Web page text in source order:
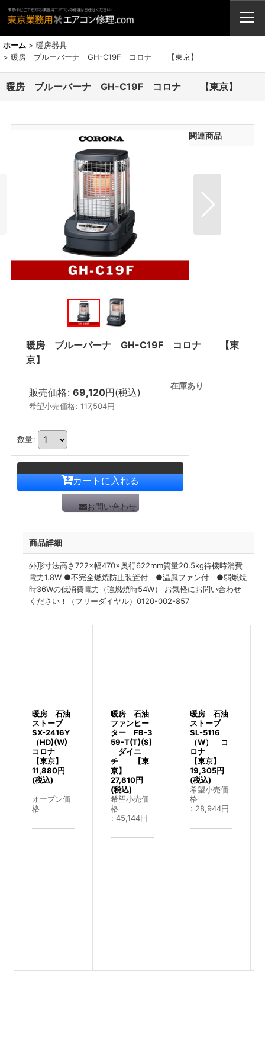
城）
ホーム > 暖房器具
> 暖房 ブルーバーナ GH-C19F コロナ 【東京】
暖房 ブルーバーナ GH-C19F コロナ 【東京】
暖房 ブルーバーナ GH-C19F コロナ 【東
京】
販売価格: 69,120円(税込)
希望小売価格: 117,504円
在庫あり
数量:
カートに入れる
お問い合わせ
商品詳細
外形寸法高さ722×幅470×奥行622mm質量20.5kg待機時消費
電力1.8W ●不完全燃焼防止装置付 ●温風ファン付 ●弱燃焼
時36Wの低消費電力（強燃焼時54W） お気軽にお問い合わせ
ください！（フリーダイヤル）0120-002-857
関連商品
暖房 石油
ストーブ
SX-2416Y
（HD)(W)
コロナ
【東京】
11,880円
(税込)
オープン価
格
暖房 石油
ファンヒー
ター FB-3
59-T(T)(S)
ダイニ
チ 【東
京】
27,810円
(税込)
希望小売価
格
: 45,144円
暖房 石油
ストーブ
SL-5116
（W） コ
ロナ
【東京】
19,305円
(税込)
希望小売価
格
: 28,944円